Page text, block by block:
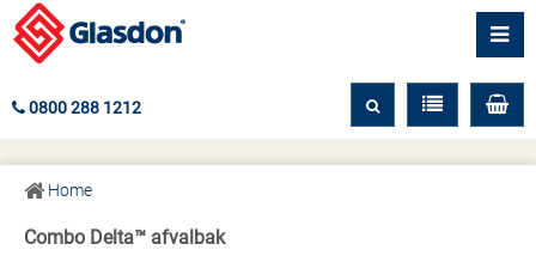
0800 288 1212
Home
Combo Delta™ afvalbak